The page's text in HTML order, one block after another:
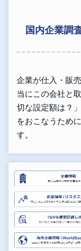
国内企業調
企業が仕入・販
当にこの会社と
切な設定額は？
をおこなうため
す。